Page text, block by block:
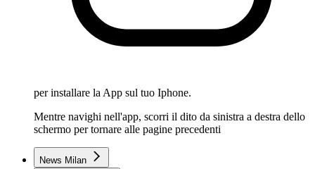
per installare la App sul tuo Iphone.
Mentre navighi nell'app, scorri il dito da sinistra a destra dello
schermo per tornare alle pagine precedenti
News Milan